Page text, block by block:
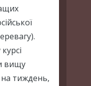
вищу
тиждень,